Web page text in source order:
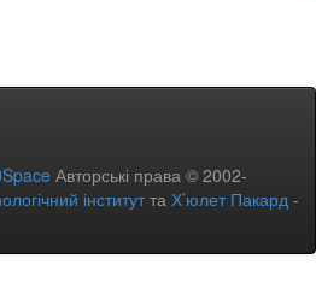
Авторські права © 2002-
інститутта Х’юлет Пакард -